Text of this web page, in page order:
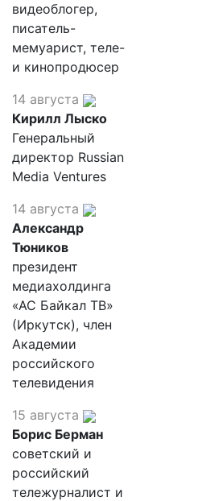
видеоблогер,
писатель-
мемуарист, теле-
и кинопродюсер
14 августа
Кирилл Лыско
Генеральный
директор Russian
Media Ventures
14 августа
Александр
Тюников
президент
медиахолдинга
«АС Байкал ТВ»
(Иркутск), член
Академии
российского
телевидения
15 августа
Борис Берман
советский и
российский
тележурналист и